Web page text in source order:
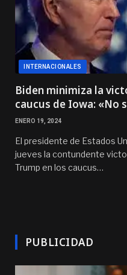
INTERNACIONALES
Biden minimiza la
caucus de Iowa: «No
ENERO 19, 2024
El presidente de Estados
jueves la contundente
Trump en los caucus…
PUBLICIDAD